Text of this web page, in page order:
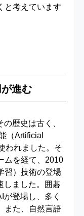
と考えています
進む
歴史は古く、
（Artificial
われました。そ
ムを経て、2010
習）技術の登場
しました。囲碁
登場し、多く
また、自然言語